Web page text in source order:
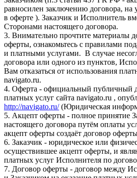
равносилен заключению договора, на
в оферте ). Заказчик и Исполнитель
Сторонами настоящего договора.
3. Внимательно прочтите материалы
оферты, ознакомьтесь с правилами
и платными услугами. В случае
договора или одного из пунктов,
Вам отказаться от использования
navigato.ru.
4. Оферта - официальный публичный
платных услуг сайта navigato.ru ,
http://navigato.ru/(Юридическая
5. Акцепт оферты - полное принятие
настоящего договора путём оплаты
акцепт оферты создаёт договор
6. Заказчик - юридическое или
осуществившее акцепт оферты, и
платных услуг Исполнителя по
7. Договор оферты - договор между